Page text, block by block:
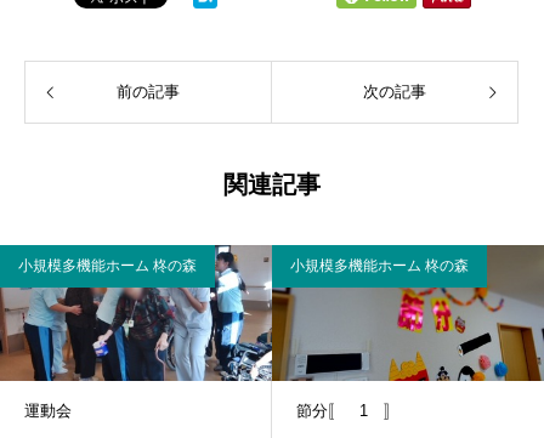
前の記事 次の記事
関連記事
小規模多機能ホーム 柊の森
運動会
小規模多機能ホーム 柊の森
節分〚 1 〛